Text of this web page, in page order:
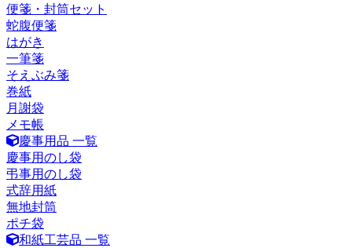
便箋・封筒セット
蛇腹便箋
はがき
一筆箋
そえぶみ箋
巻紙
月謝袋
メモ帳
慶事用品 一覧
慶事用のし袋
弔事用のし袋
式辞用紙
無地封筒
ポチ袋
和紙工芸品 一覧